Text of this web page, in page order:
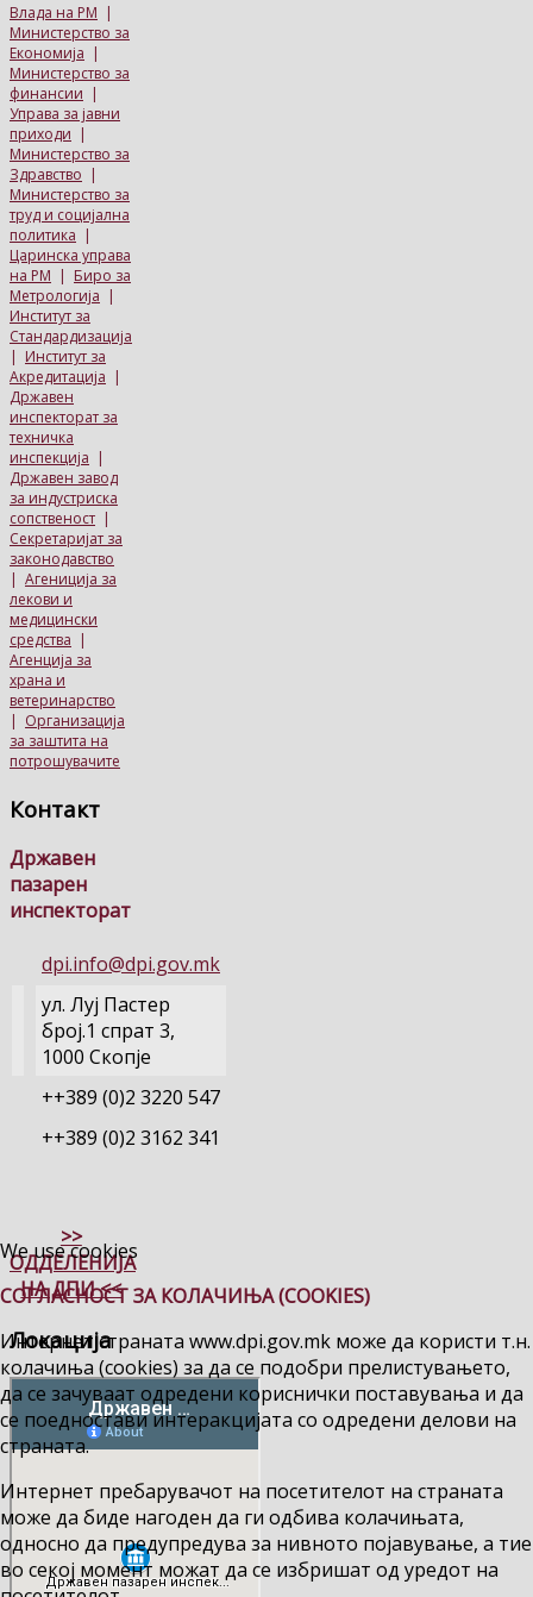
Влада на РМ |
Министерство за
Економија |
Министерство за
финансии |
Управа за јавни
приходи |
Министерство за
Здравство |
Министерство за
труд и социјална
политика |
Царинска управа
на РМ | Биро за
Метрологија |
Институт за
Стандардизација
| Институт за
Акредитација |
Државен
инспекторат за
техничка
инспекција |
Државен завод
за индустриска
сопственост |
Секретаријат за
законодавство
| Агениција за
лекови и
медицински
средства |
Агенција за
храна и
ветеринарство
| Организација
за заштита на
потрошувачите
Контакт
Државен
пазарен
инспекторат
dpi.info@dpi.gov.mk
ул. Луј Пастер
број.1 спрат 3,
1000 Скопје
++389 (0)2 3220 547
++389 (0)2 3162 341
>>
ОДДЕЛЕНИЈА
НА ДПИ <<
Локација
We use cookies
СОГЛАСНОСТ ЗА КОЛАЧИЊА (COOKIES)
Интернет страната www.dpi.gov.mk може да користи т.н.
колачиња (cookies) за да се подобри прелистувањето,
да се зачуваат одредени кориснички поставувања и да
се поедностави интеракцијата со одредени делови на
страната.
Интернет пребарувачот на посетителот на страната
може да биде нагоден да ги одбива колачињата,
односно да предупредува за нивното појавување, а тие
во секој момент можат да се избришат од уредот на